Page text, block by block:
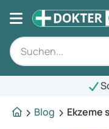
Blog
Ekzeme